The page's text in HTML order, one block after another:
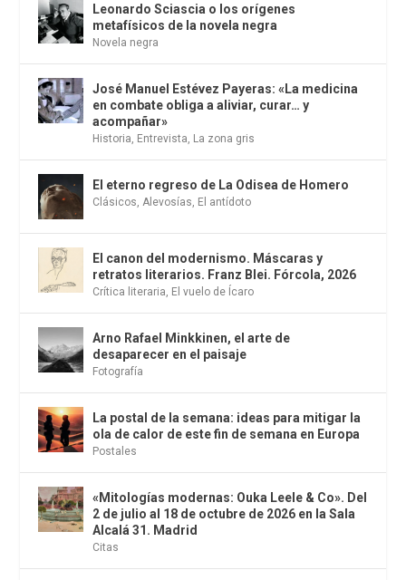
Leonardo Sciascia o los orígenes
metafísicos de la novela negra
Novela negra
José Manuel Estévez Payeras: «La medicina
en combate obliga a aliviar, curar… y
acompañar»
Historia Entrevista La zona gris
El eterno regreso de La Odisea de Homero
Clásicos Alevosías El antídoto
El canon del modernismo. Máscaras y
retratos literarios. Franz Blei. Fórcola, 2026
Crítica literaria El vuelo de Ícaro
Arno Rafael Minkkinen, el arte de
desaparecer en el paisaje
Fotografía
La postal de la semana: ideas para mitigar la
ola de calor de este fin de semana en Europa
Postales
«Mitologías modernas: Ouka Leele & Co». Del
2 de julio al 18 de octubre de 2026 en la Sala
Alcalá 31. Madrid
Citas